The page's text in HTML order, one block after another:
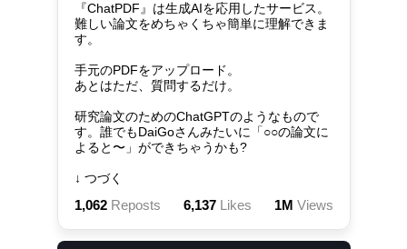
『ChatPDF』は生成AIを応用したサービス。
難しい論文をめちゃくちゃ簡単に理解できま
す。
手元のPDFをアップロード。
あとはただ、質問するだけ。
研究論文のためのChatGPTのようなもので
す。誰でもDaiGoさんみたいに「○○の論文に
よると〜」ができちゃうかも?
↓ つづく
1,062Reposts 6,137Likes 1M Views